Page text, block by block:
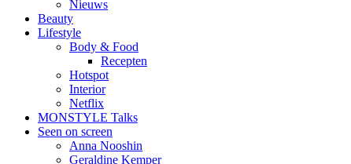
Nieuws
Beauty
Lifestyle
Body & Food
Recepten
Hotspot
Interior
Netflix
MONSTYLE Talks
Seen on screen
Anna Nooshin
Geraldine Kemper